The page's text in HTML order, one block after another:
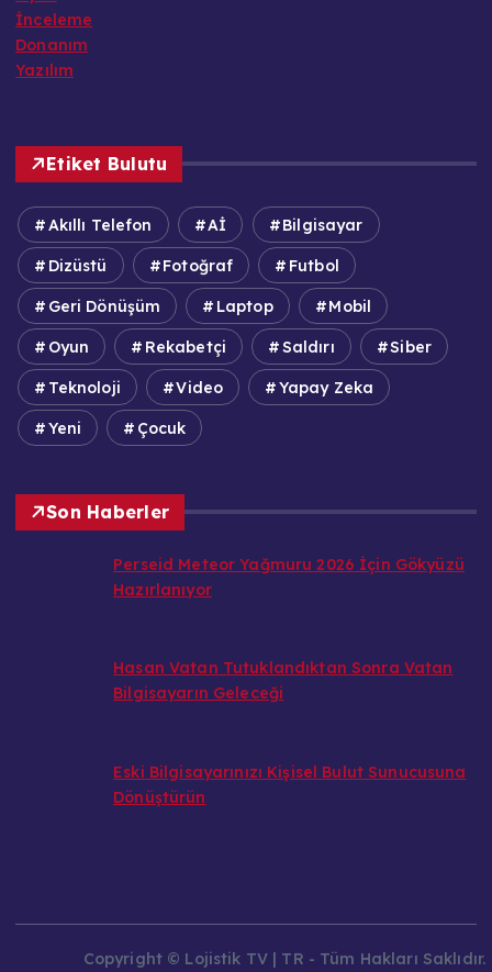
İnceleme
Donanım
Yazılım
Etiket Bulutu
Akıllı Telefon Aİ Bilgisayar
Dizüstü Fotoğraf Futbol
Geri Dönüşüm Laptop Mobil
Oyun Rekabetçi Saldırı Siber
Teknoloji Video Yapay Zeka
Yeni Çocuk
Son Haberler
Perseid Meteor Yağmuru 2026 İçin Gökyüzü
Hazırlanıyor
Hasan Vatan Tutuklandıktan Sonra Vatan
Bilgisayarın Geleceği
Eski Bilgisayarınızı Kişisel Bulut Sunucusuna
Dönüştürün
Copyright © Lojistik TV | TR - Tüm Hakları Saklıdır.